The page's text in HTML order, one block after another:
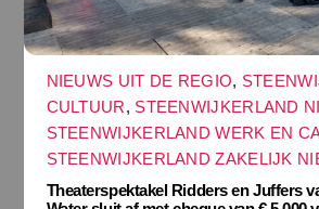
NIEUWS UIT DE REGIO,
CULTUUR, STEENWIJKERLAND
STEENWIJKERLAND WERK EN
STEENWIJKERLAND ZAKELIJK
Theaterspektakel Ridders en Juffers